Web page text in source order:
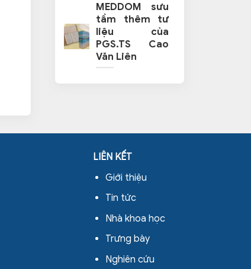
MEDDOM sưu
tầm thêm tư
liệu của
PGS.TS Cao
Văn Liên
LIÊN KẾT
Giới thiệu
Tin tức
Nhà khoa học
Trưng bày
Nghiên cứu